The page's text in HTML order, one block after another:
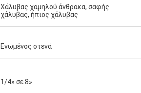
Χάλυβας χαμηλού άνθρακα, σαφής
χάλυβας, ήπιος χάλυβας
Ενωμένος στενά
1/4» σε 8»